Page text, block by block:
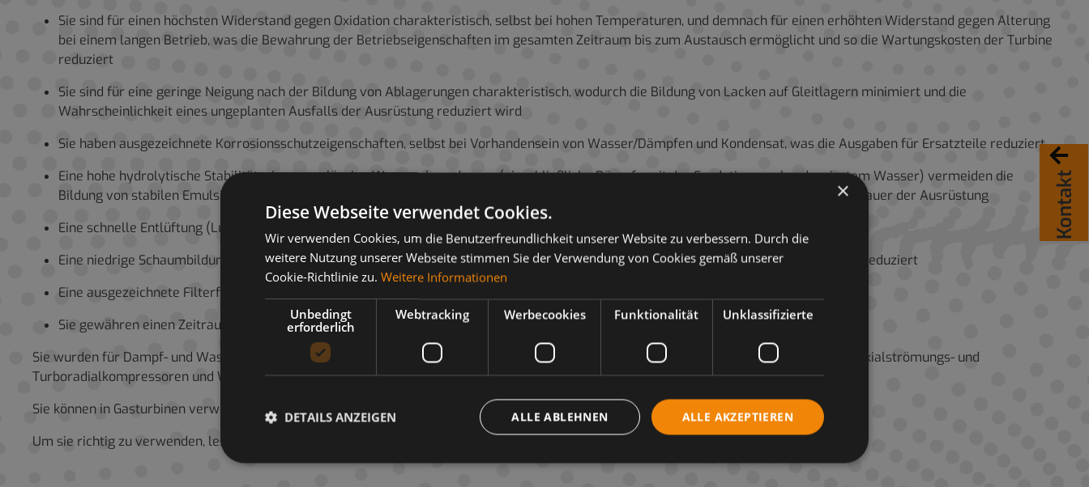
Kontakt
Sie sind für einen höchsten Widerstand gegen Oxidation charakteristisch, selbst bei hohen Temperaturen, und demnach für einen erhöhten Widerstand gegen Alterung
bei einem langen Betrieb, was die Bewahrung der Betriebseigenschaften im gesamten Zeitraum bis zum Austausch ermöglicht und so die Wartungskosten der Turbine
reduziert
Sie sind für eine geringe Neigung nach der Bildung von Ablagerungen charakteristisch, wodurch die Bildung von Lacken auf Gleitlagern minimiert und die
Wahrscheinlichkeit eines ungeplanten Ausfalls der Ausrüstung reduziert wird
Sie haben ausgezeichnete Korrosionsschutzeigenschaften, selbst bei Vorhandensein von Wasser/Dämpfen und Kondensat, was die Ausgaben für Ersatzteile reduziert
Eine hohe hydrolytische Stabilität, eine zuverlässige Wasserabsonderung (einschließliche Dämpfe mit der Exudation von kondensiertem Wasser) vermeiden die
Bildung von stabilen Emulsionen und bewahren daher die Betriebseffizienz des Schmiersystems und verlängern die erwartete Lebensdauer der Ausrüstung
Eine schnelle Entlüftung (Lufttrennung) stellt die Stabilität des Schmierfilms sicher, verlängert die Lebensdauer der Ausrüstung
Eine niedrige Schaumbildung stellt die Kontinuität der Ölzufuhr in Teilsysteme sicher, welche die Wahrscheinlichkeit einer Überhitzung reduziert
Eine ausgezeichnete Filterfunktion reduziert die Wartungskosten der technischen Ausrüstung
Sie gewähren einen Zeitraum von mindestens 5000 Stunden bis zum nächsten Ölwechsel
Sie wurden für Dampf- und Wasserturbinen sowie für verschiedene industrielle hydraulische Kreislaufsysteme entwickelt. Sie können für Axialströmungs- und
Turboradialkompressoren und Wasserpumpen, hydraulische Steuersysteme der Turbinen verwendet werden.
Sie können in Gasturbinen verwendet werden, wenn solche Ölsorten in der Bedienungsanleitung der Ausrüstung aufgeführt sind.
Um sie richtig zu verwenden, lesen Sie gründlich die Bedienungsanleitung der Ausrüstung!
×
Diese Webseite verwendet Cookies.
Wir verwenden Cookies, um die Benutzerfreundlichkeit unserer Website zu verbessern. Durch die
weitere Nutzung unserer Webseite stimmen Sie der Verwendung von Cookies gemäß unserer
Cookie-Richtlinie zu. Weitere Informationen
Unbedingt
erforderlich
Webtracking Werbecookies Funktionalität Unklassifizierte
ALLE AKZEPTIEREN
ALLE ABLEHNEN
DETAILS ANZEIGEN